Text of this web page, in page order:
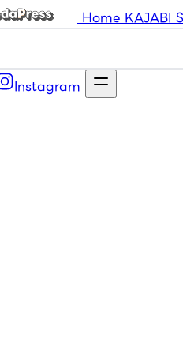
Home KAJABI
Instagram